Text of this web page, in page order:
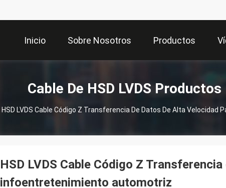
Inicio Sobre Nosotros Productos
Cable De HSD LVDS Productos
HSD LVDS Cable Código Z Transferencia De Datos De Alta
HSD LVDS Cable Código Z
infoentretenimiento automotriz